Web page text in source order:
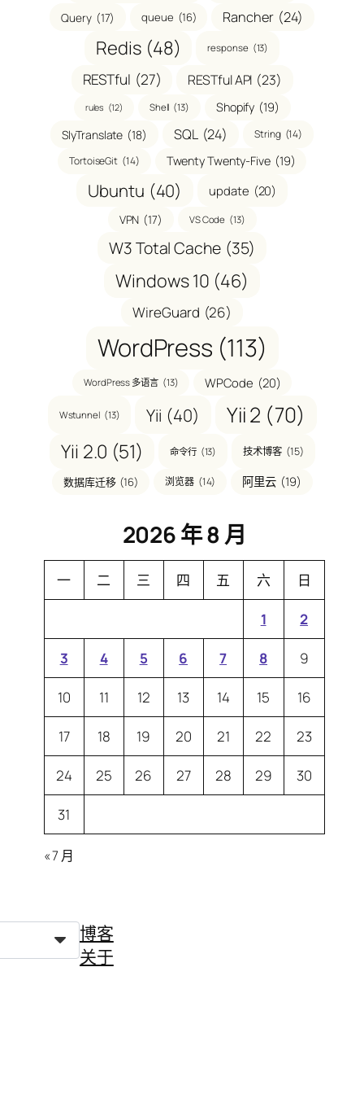
Query (17) queue (16) Rancher (24)
Redis (48) response (13)
RESTful (27) RESTful API (23)
rules (12) Shell (13) Shopify (19)
SlyTranslate (18) SQL (24) String (14)
TortoiseGit (14) Twenty Twenty-Five (19)
Ubuntu (40) update (20)
VPN (17) VS Code (13)
W3 Total Cache (35)
Windows 10 (46)
WireGuard (26)
WordPress (113)
WordPress 多语言 (13) WPCode (20)
Wstunnel (13) Yii (40) Yii 2 (70)
Yii 2.0 (51) 命令行 (13) 技术博客 (15)
数据库迁移 (16) 浏览器 (14) 阿里云 (19)
2026 年 8 月
一 二 三 四 五 六 日
1 2
3 4 5 6 7 8 9
10 11 12 13 14 15 16
17 18 19 20 21 22 23
24 25 26 27 28 29 30
31
« 7 月
博客
关于